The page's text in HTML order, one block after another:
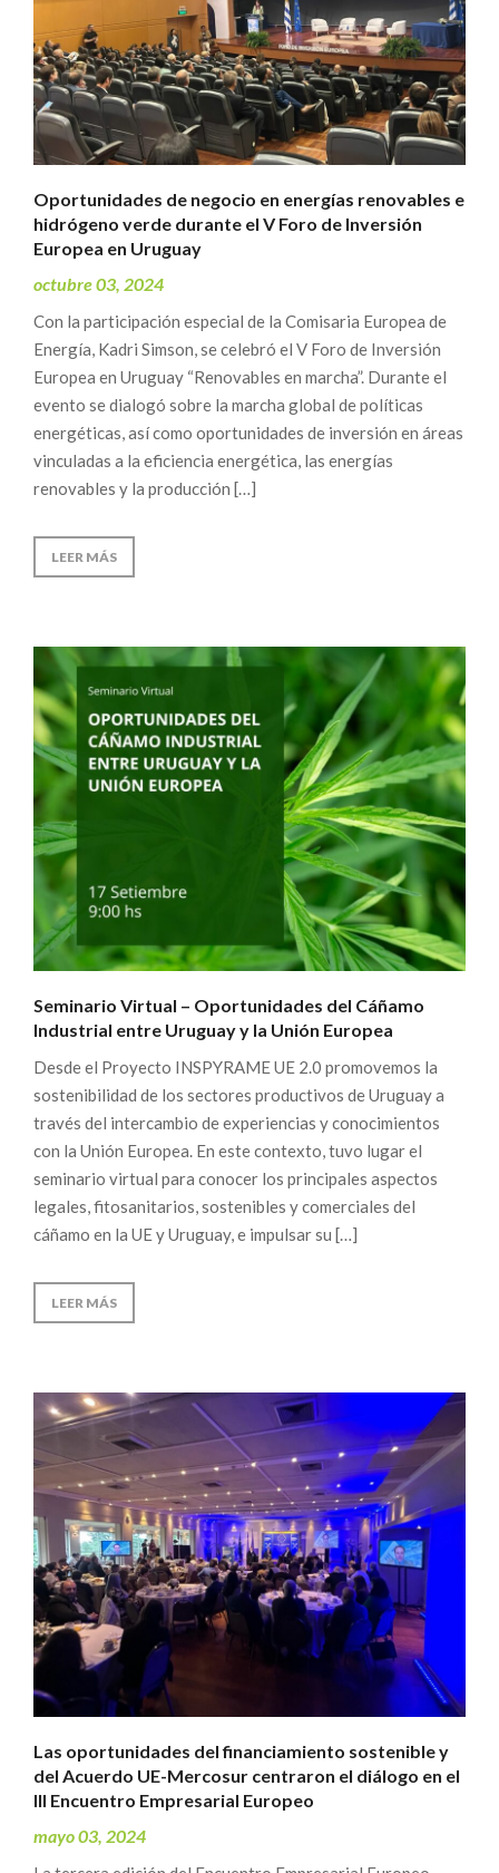
Oportunidades de negocio en energías renovables e
hidrógeno verde durante el V Foro de Inversión
Europea en Uruguay
octubre 03, 2024
Con la participación especial de la Comisaria Europea de
Energía, Kadri Simson, se celebró el V Foro de Inversión
Europea en Uruguay “Renovables en marcha”. Durante el
evento se dialogó sobre la marcha global de políticas
energéticas, así como oportunidades de inversión en áreas
vinculadas a la eficiencia energética, las energías
renovables y la producción […]
LEER MÁS
Seminario Virtual – Oportunidades del Cáñamo
Industrial entre Uruguay y la Unión Europea
Desde el Proyecto INSPYRAME UE 2.0 promovemos la
sostenibilidad de los sectores productivos de Uruguay a
través del intercambio de experiencias y conocimientos
con la Unión Europea. En este contexto, tuvo lugar el
seminario virtual para conocer los principales aspectos
legales, fitosanitarios, sostenibles y comerciales del
cáñamo en la UE y Uruguay, e impulsar su […]
LEER MÁS
Las oportunidades del financiamiento sostenible y
del Acuerdo UE-Mercosur centraron el diálogo en el
III Encuentro Empresarial Europeo
mayo 03, 2024